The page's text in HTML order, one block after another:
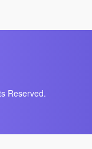
Reserved.